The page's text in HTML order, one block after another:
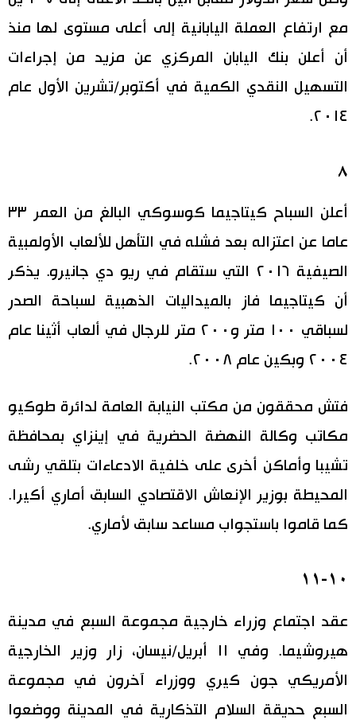
مع ارتفاع العملة اليابانية إلى أعلى مستوى لها منذ
أن أعلن بنك اليابان المركزي عن مزيد من إجراءات
التسهيل النقدي الكمية في أكتوبر/تشرين الأول عام
٢٠١٤.
٨
أعلن السباح كيتاجيما كوسوكي البالغ من العمر ٣٣
عاما عن اعتزاله بعد فشله في التأهل للألعاب الأولمبية
الصيفية ٢٠١٦ التي ستقام في ريو دي جانيرو. يذكر
أن كيتاجيما فاز بالميداليات الذهبية لسباحة الصدر
لسباقي ١٠٠ متر و٢٠٠ متر للرجال في ألعاب أثينا عام
٢٠٠٤ وبكين عام ٢٠٠٨.
فتش محققون من مكتب النيابة العامة لدائرة طوكيو
مكاتب وكالة النهضة الحضرية في إينزاي بمحافظة
تشيبا وأماكن أخرى على خلفية الادعاءات بتلقي رشى
المحيطة بوزير الإنعاش الاقتصادي السابق أماري أكيرا.
كما قاموا باستجواب مساعد سابق لأماري.
١٠-١١
عقد اجتماع وزراء خارجية مجموعة السبع في مدينة
هيروشيما. وفي ١١ أبريل/نيسان، زار وزير الخارجية
الأمريكي جون كيري ووزراء آخرون في مجموعة
السبع حديقة السلام التذكارية في المدينة ووضعوا